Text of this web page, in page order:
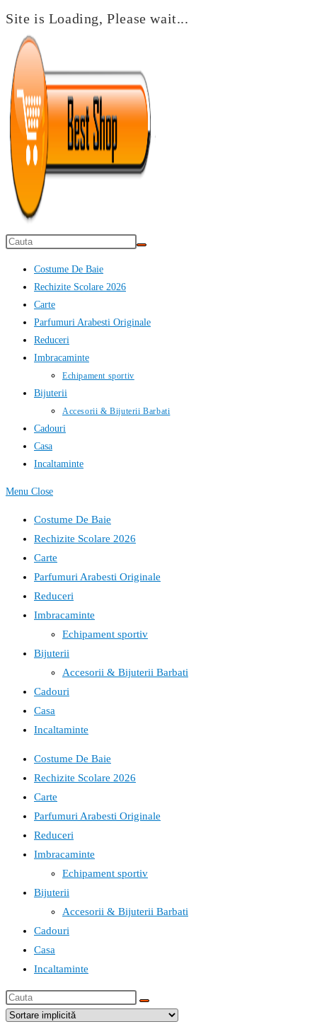
Site is Loading, Please wait...
Skip
content
Costume De Baie
Rechizite Scolare 2026
Carte
Parfumuri Arabesti Originale
Reduceri
Imbracaminte
Echipament sportiv
Bijuterii
Accesorii & Bijuterii Barbati
Cadouri
Casa
Incaltaminte
Menu Close
Costume De Baie
Rechizite Scolare 2026
Carte
Parfumuri Arabesti Originale
Reduceri
Imbracaminte
Echipament sportiv
Bijuterii
Accesorii & Bijuterii Barbati
Cadouri
Casa
Incaltaminte
Costume De Baie
Rechizite Scolare 2026
Carte
Parfumuri Arabesti Originale
Reduceri
Imbracaminte
Echipament sportiv
Bijuterii
Accesorii & Bijuterii Barbati
Cadouri
Casa
Incaltaminte
Cauta
this